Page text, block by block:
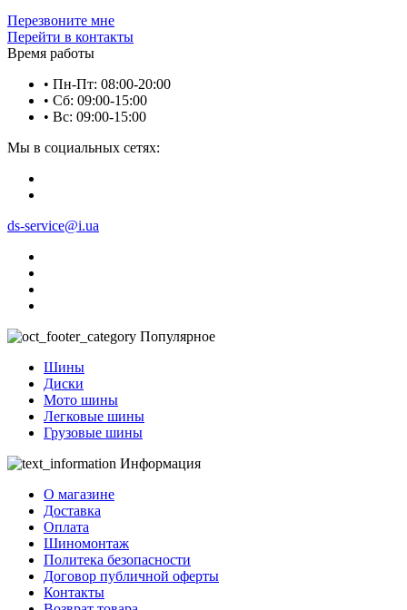
Перезвоните мне
Перейти в контакты
Время работы
• Пн-Пт: 08:00-20:00
• Сб: 09:00-15:00
• Вс: 09:00-15:00
Мы в социальных сетях:
ds-service@i.ua
Популярное
Шины
Диски
Мото шины
Легковые шины
Грузовые шины
Информация
О магазине
Доставка
Оплата
Шиномонтаж
Политека безопасности
Договор публичной оферты
Контакты